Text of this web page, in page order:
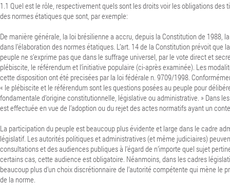
1.1 Quel est le rôle, respectivement quels sont les droits voir les obligations des
des normes étatiques que sont, par exemple:
De manière générale, la loi brésilienne a accru, depuis la Constitution de 1988,
dans l’élaboration des normes étatiques. L’art. 14 de la Constitution prévoit que
peuple ne s’exprime pas que dans le suffrage universel, par le vote direct et
plébiscite, le référendum et l’initiative populaire (ci-après examinée). Les
cette disposition ont été precisées par la loi fédérale n. 9709/1998.
« le plébiscite et le référendum sont les questions posées au peuple pour
fondamentale d’origine constitutionnelle, législative ou administrative. » Dans
est effectuée en vue de l’adoption ou du rejet des actes normatifs ayant un
La participation du peuple est beaucoup plus évidente et large dans le cadre
législatif. Les autorités politiques et administratives (et même judiciaires)
consultations et des audiences publiques à l’égard de n’importe quel sujet
certains cas, cette audience est obligatoire. Néanmoins, dans les cadres
beaucoup plus d’un choix discrétionnaire de l’autorité compétente qui mène le
de la norme.